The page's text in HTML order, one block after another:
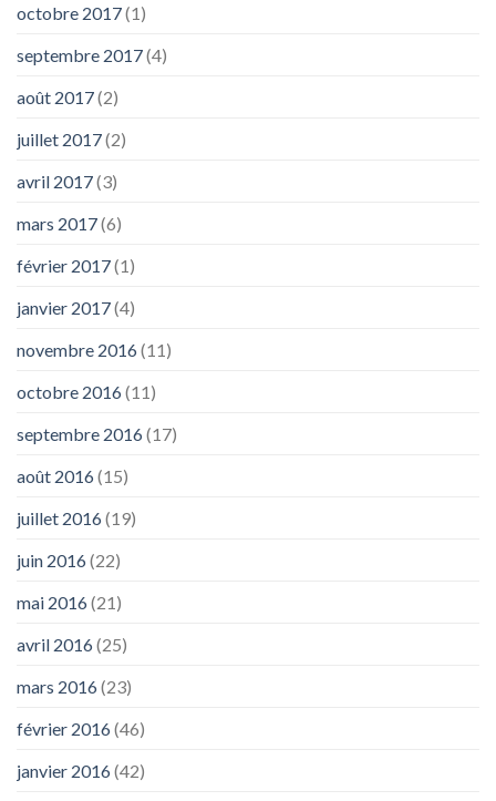
octobre 2017(1)
septembre 2017(4)
août 2017(2)
juillet 2017(2)
avril 2017(3)
mars 2017(6)
février 2017(1)
janvier 2017(4)
novembre 2016(11)
octobre 2016(11)
septembre 2016(17)
août 2016(15)
juillet 2016(19)
juin 2016(22)
mai 2016(21)
avril 2016(25)
mars 2016(23)
février 2016(46)
janvier 2016(42)